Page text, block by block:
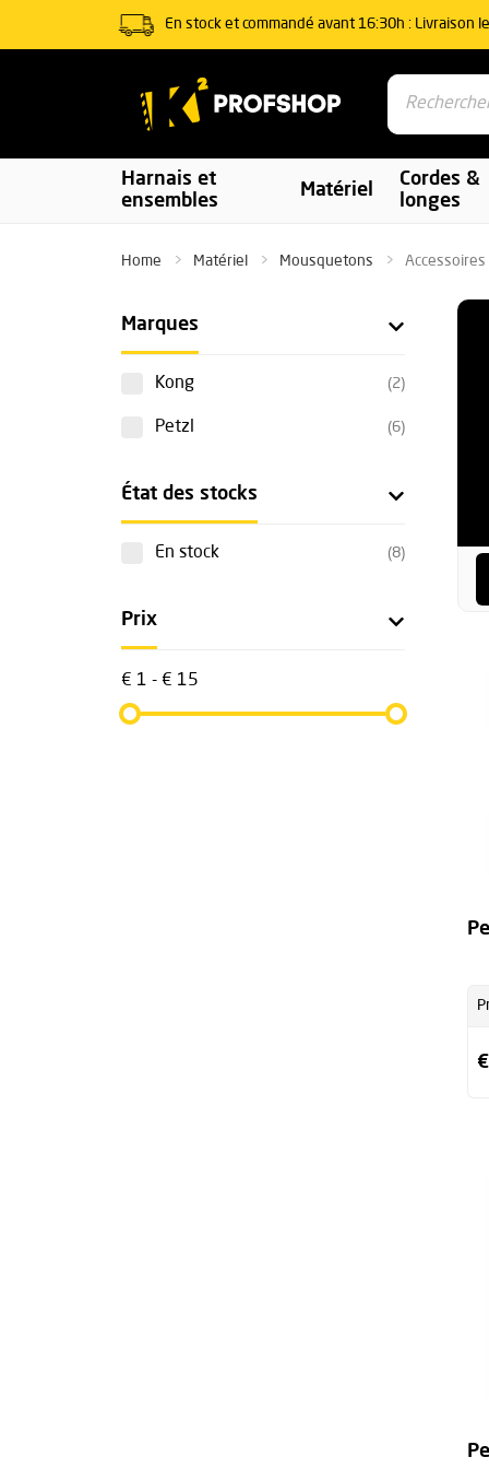
En stock et commandé avant 16:30h : Livraison
Harnais et
ensembles
Matériel
Cordes &
longes
Home Matériel Mousquetons Accessoires
Marques
Kong (2)
Petzl (6)
État des stocks
En stock (8)
Prix
€ 1 - € 15